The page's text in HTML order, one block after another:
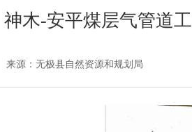
神木-安平煤层气管道
来源：无极县自然资源和规划局